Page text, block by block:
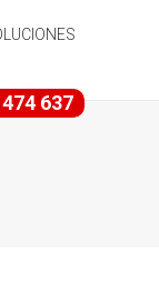
637